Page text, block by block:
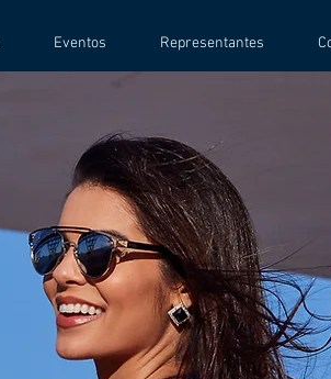
Eventos Representantes